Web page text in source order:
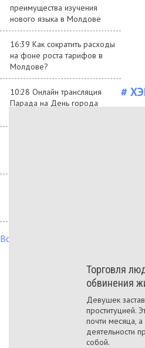
преимущества изучения
нового языка в Молдове
16:39 Как сократить расходы
на фоне роста тарифов в
Молдове?
10:28 Онлайн трансляция
Парада на День города
Все новости →
#
Торговля
обвинения
Девушек
проституцией.
почти месяца,
деятельности
собой.